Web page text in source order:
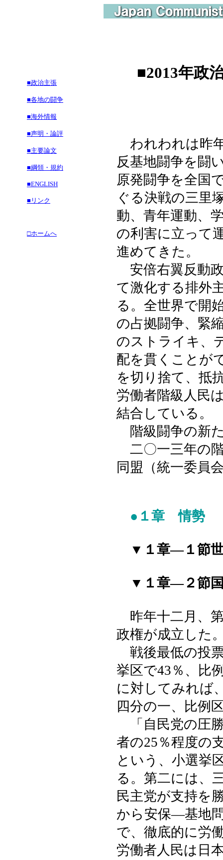
■政治主張
■各地の闘争
■海外情報
■声明・論評
■主要論文
■綱領・規約
■ENGLISH
■リンク
□ホームへ
■2013年政
われわれは昨
反基地闘争を闘
原発闘争を全国
ぐる決戦の三里
動、青年運動、
の利害に立って
進めてきた。
安倍右翼反動
て激化する排外
る。全世界で開
の占拠闘争、緊
のストライキ、
配を貫くことが
を切り捨て、抵
労働者階級人民
結合している。
階級闘争の新
二〇一三年の
同盟（統一委員
●１章 情勢
▼１章―１節世
▼１章―２節国
昨年十二月、
政権が成立した
戦後最低の投
挙区で43％、比
に対してみれば
四分の一、比例
「自民党の圧
者の25％程度の
という、小選挙
る。第二には、
民主党が支持を
から安保―基地
で、徹底的に労
労働者人民は日